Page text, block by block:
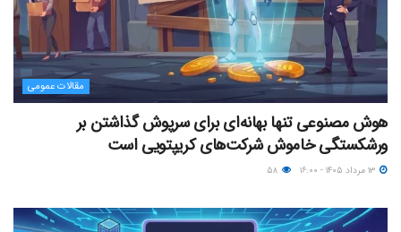
مقالات عمومی
هوش مصنوعی تنها بهانه‌ای برای سرپوش گذاشتن بر
ورشکستگی خاموش شرکت‌های کریپتویی است